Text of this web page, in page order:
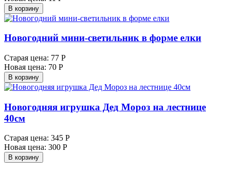
В корзину
Новогодний мини-светильник в форме елки
Старая цена: 77 Р
Новая цена: 70 Р
В корзину
Новогодняя игрушка Дед Мороз на лестнице
40см
Старая цена: 345 Р
Новая цена: 300 Р
В корзину